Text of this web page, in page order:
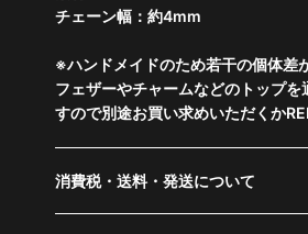
チェーン幅：約4mm
※ハンドメイドのため若干の個体差
フェザーやチャームなどのトップ
すので別途お買い求めいただくか
消費税・送料・発送について